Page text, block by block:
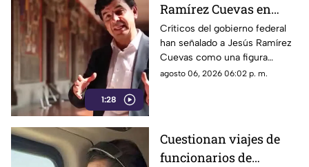
1:28
Ramírez Cuevas en
debate sobre regulación
y libertad de expresión
Críticos del gobierno federal
han señalado a Jesús Ramírez
Cuevas como una figura
relevante dentro de la
agosto 06, 2026 06:02 p. m.
Cuestionan viajes de
funcionarios de